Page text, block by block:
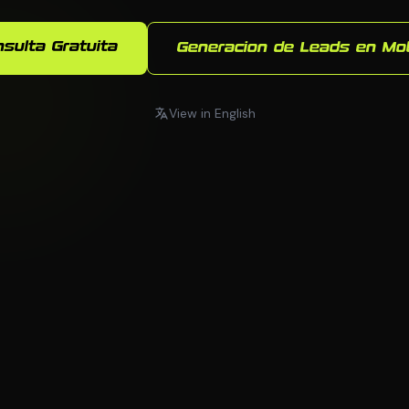
Gratuita Generacion de Leads en
View in English